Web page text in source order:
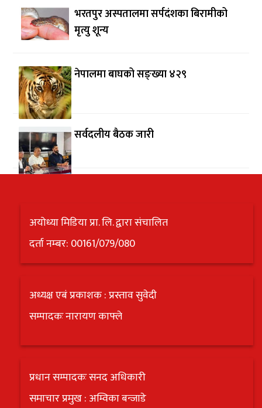
भरतपुर अस्पतालमा सर्पदंशका बिरामीको
मृत्यु शून्य
नेपालमा बाघको सङ्ख्या ४२९
सर्वदलीय बैठक जारी
अयोध्या मिडिया प्रा. लि. द्वारा संचालित
दर्ता नम्बर: 00161/079/080
अध्यक्ष एबं प्रकाशक : प्रस्ताव सुवेदी
सम्पादकः नारायण काफ्ले
प्रधान सम्पादकः सनद अधिकारी
समाचार प्रमुख : अम्विका बन्जाडे